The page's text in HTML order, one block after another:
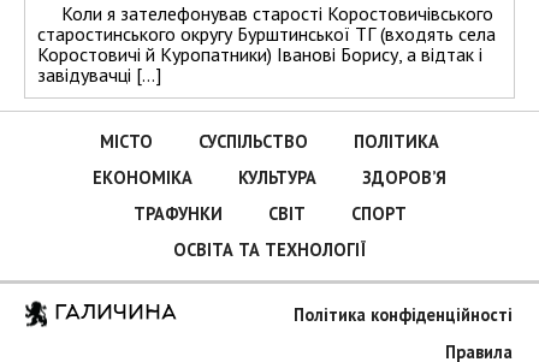
Коли я зателефонував старості Коростовичівського
старостинського округу Бурштинської ТГ (входять села
Коростовичі й Куропатники) Іванові Борису, а відтак і
завідувачці […]
МІСТО СУСПІЛЬСТВО
ПОЛІТИКА
ЕКОНОМІКА
КУЛЬТУРА
ЗДОРОВ’Я
ТРАФУНКИ
СВІТ
СПОРТ
ОСВІТА ТА ТЕХНОЛОГІЇ
ГАЛИЧИНА
Політика конфіденційності
Правила